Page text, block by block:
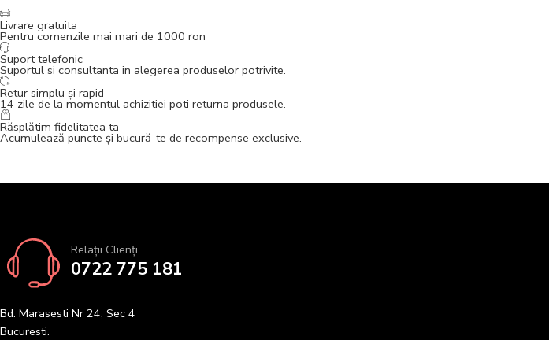
Livrare gratuita
Pentru comenzile mai mari de 1000 ron
Suport telefonic
Suportul si consultanta in alegerea produselor potrivite.
Retur simplu și rapid
14 zile de la momentul achizitiei poti returna produsele.
Răsplătim fidelitatea ta
Acumulează puncte și bucură-te de recompense exclusive.
Relații Clienți
0722 775 181
Bd. Marasesti Nr 24, Sec 4
Bucuresti.